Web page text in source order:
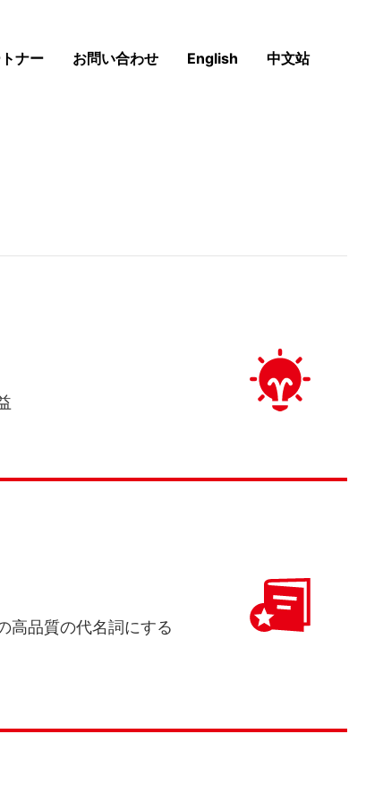
ナー お問い合わせ English 中文站
同信文化
高品質の代名詞にする